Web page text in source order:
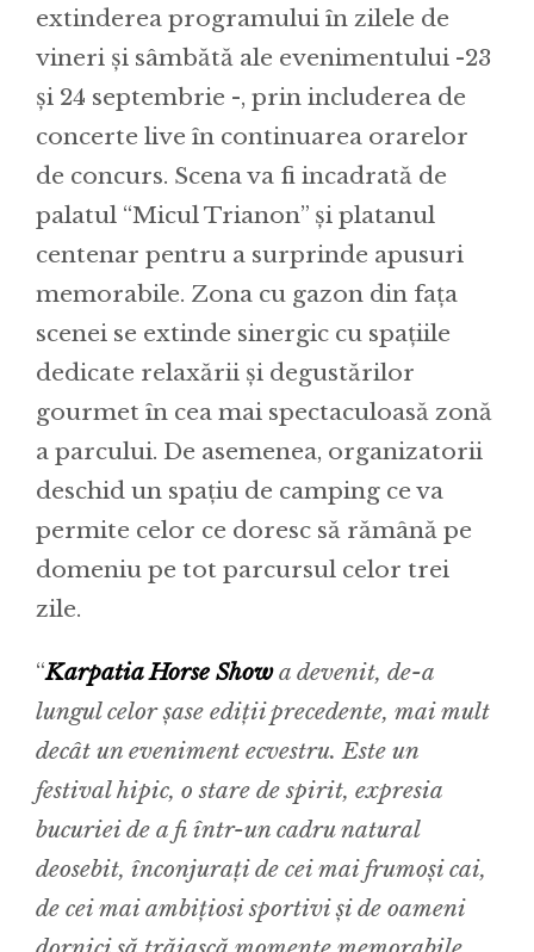
extinderea programului în zilele de
vineri și sâmbătă ale evenimentului -23
și 24 septembrie -, prin includerea de
concerte live în continuarea orarelor
de concurs. Scena va fi incadrată de
palatul “Micul Trianon” și platanul
centenar pentru a surprinde apusuri
memorabile. Zona cu gazon din fața
scenei se extinde sinergic cu spațiile
dedicate relaxării și degustărilor
gourmet în cea mai spectaculoasă zonă
a parcului. De asemenea, organizatorii
deschid un spațiu de camping ce va
permite celor ce doresc să rămână pe
domeniu pe tot parcursul celor trei
zile.
“Karpatia Horse Showa devenit, de-a
lungul celor șase ediții precedente, mai mult
decât un eveniment ecvestru. Este un
festival hipic, o stare de spirit, expresia
bucuriei de a fi într-un cadru natural
deosebit, înconjurați de cei mai frumoși cai,
de cei mai ambițiosi sportivi și de oameni